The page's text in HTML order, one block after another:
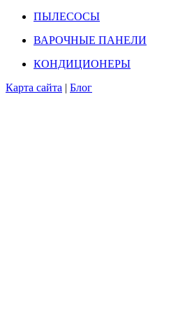
ПЫЛЕСОСЫ
ВАРОЧНЫЕ ПАНЕЛИ
КОНДИЦИОНЕРЫ
Карта сайта | Блог